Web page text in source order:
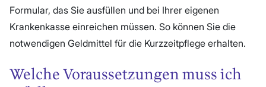
Formular, das Sie ausfüllen und bei Ihrer eigenen
Krankenkasse einreichen müssen. So können Sie die
notwendigen Geldmittel für die Kurzzeitpflege erhalten.
Welche Voraussetzungen muss ich